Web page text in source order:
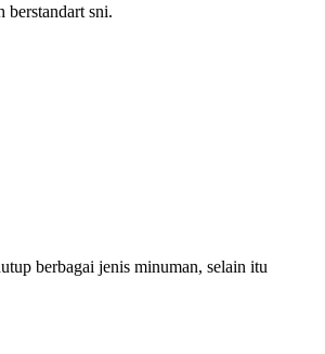
berstandart sni.
berbagai jenis minuman, selain itu